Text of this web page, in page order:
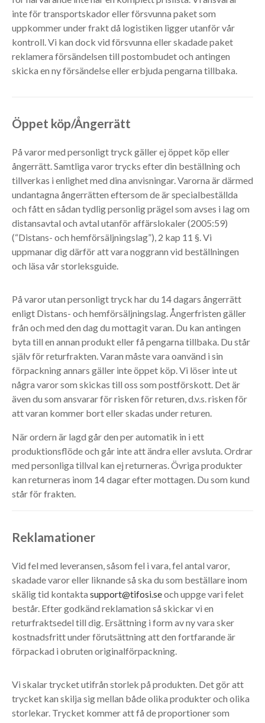
inte för transportskador eller försvunna paket som
uppkommer under frakt då logistiken ligger utanför vår
kontroll. Vi kan dock vid försvunna eller skadade paket
reklamera försändelsen till postombudet och antingen
skicka en ny försändelse eller erbjuda pengarna tillbaka.
Öppet köp/Ångerrätt
På varor med personligt tryck gäller ej öppet köp eller
ångerrätt. Samtliga varor trycks efter din beställning och
tillverkas i enlighet med dina anvisningar. Varorna är därmed
undantagna ångerrätten eftersom de är specialbeställda
och fått en sådan tydlig personlig prägel som avses i lag om
distansavtal och avtal utanför affärslokaler (2005:59)
(“Distans- och hemförsäljningslag”), 2 kap 11 §. Vi
uppmanar dig därför att vara noggrann vid beställningen
och läsa vår storleksguide.
På varor utan personligt tryck har du 14 dagars ångerrätt
enligt Distans- och hemförsäljningslag. Ångerfristen gäller
från och med den dag du mottagit varan. Du kan antingen
byta till en annan produkt eller få pengarna tillbaka. Du står
själv för returfrakten. Varan måste vara oanvänd i sin
förpackning annars gäller inte öppet köp. Vi löser inte ut
några varor som skickas till oss som postförskott. Det är
även du som ansvarar för risken för returen, d.v.s. risken för
att varan kommer bort eller skadas under returen.
När ordern är lagd går den per automatik in i ett
produktionsflöde och går inte att ändra eller avsluta. Ordrar
med personliga tillval kan ej returneras. Övriga produkter
kan returneras inom 14 dagar efter mottagen. Du som kund
står för frakten.
Reklamationer
Vid fel med leveransen, såsom fel i vara, fel antal varor,
skadade varor eller liknande så ska du som beställare inom
skälig tid kontakta support@tifosi.seoch uppge vari felet
består. Efter godkänd reklamation så skickar vi en
returfraktsedel till dig. Ersättning i form av ny vara sker
kostnadsfritt under förutsättning att den fortfarande är
förpackad i obruten originalförpackning.
Vi skalar trycket utifrån storlek på produkten. Det gör att
trycket kan skilja sig mellan både olika produkter och olika
storlekar. Trycket kommer att få de proportioner som